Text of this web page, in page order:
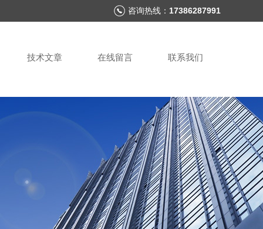
咨询热线： 17386287991
技术文章 在线留言 联系我们